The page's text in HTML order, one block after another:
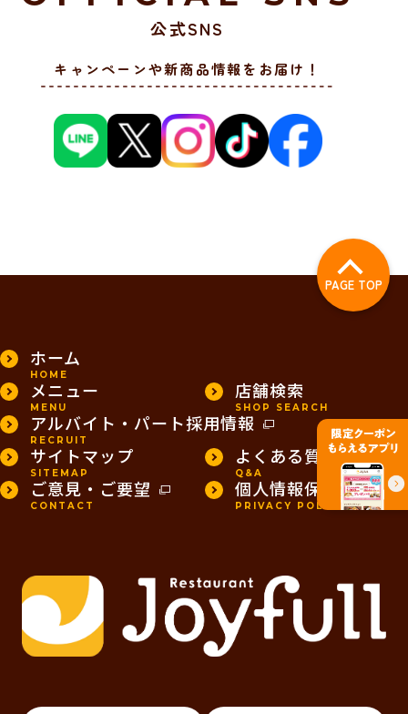
公式SNS
キャンペーンや新商品情報をお届け！
PAGE TOP
ホーム
HOME
メニュー
MENU
店舗検索
SHOP SEARCH
アルバイト・パート採用情報
RECRUIT
サイトマップ
SITEMAP
よくある質問
Q&A
ご意見・ご要望
CONTACT
個人情報保護方針
PRIVACY POLICY